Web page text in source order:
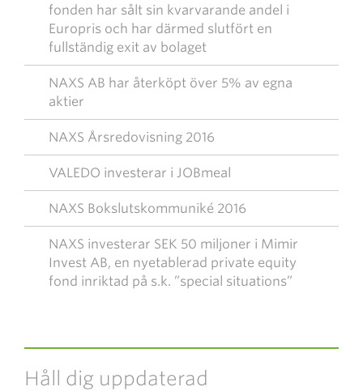
fonden har sålt sin kvarvarande andel i
Europris och har därmed slutfört en
fullständig exit av bolaget
NAXS AB har återköpt över 5% av egna
aktier
NAXS Årsredovisning 2016
VALEDO investerar i JOBmeal
NAXS Bokslutskommuniké 2016
NAXS investerar SEK 50 miljoner i Mimir
Invest AB, en nyetablerad private equity
fond inriktad på s.k. ”special situations”
Håll dig uppdaterad